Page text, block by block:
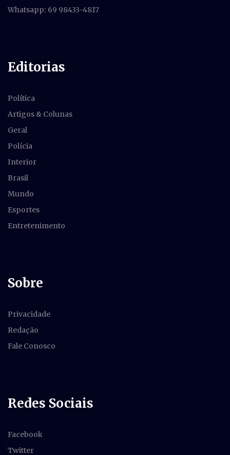
Whatsapp: 69 98433-4817
Editorias
Política
Artigos & Colunas
Geral
Polícia
Interior
Brasil
Mundo
Esportes
Entretenimento
Sobre
Privacidade
Redação
Fale Conosco
Redes Sociais
Facebook
Twitter